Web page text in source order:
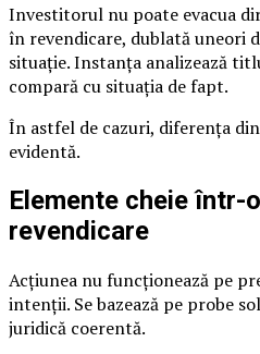
Investitorul nu poate evacua
în revendicare, dublată uneori
situație. Instanța analizează
compară cu situația de fapt.
În astfel de cazuri, diferența
evidentă.
Elemente cheie într-
revendicare
Acțiunea nu funcționează pe
intenții. Se bazează pe probe
juridică coerentă.